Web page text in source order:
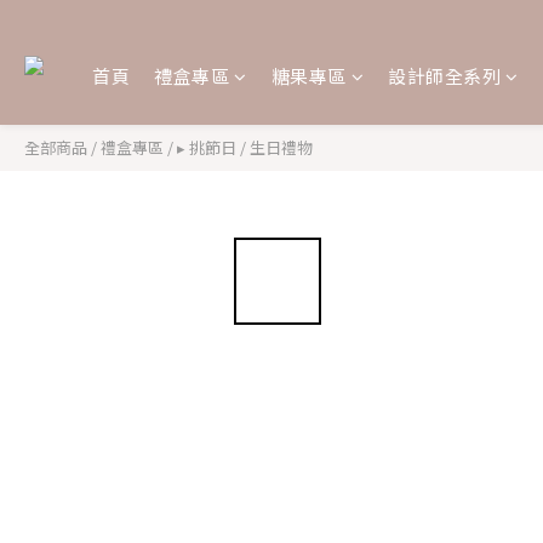
首頁 禮盒專區 糖果專區 設計師全系列
全部商品 /禮盒專區 /▸ 挑節日 / 生日禮物